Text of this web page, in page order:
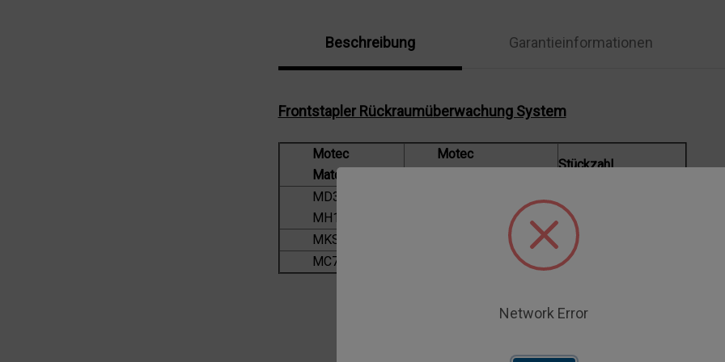
Beschreibung Garantieinformationen
Frontstapler Rückraumüberwachung System
Motec
Matchcode
Motec
Stückzahl
MD3073-RAM-
MH1
MKS5 402 0021 001
MC7115P-4-E
Network Error